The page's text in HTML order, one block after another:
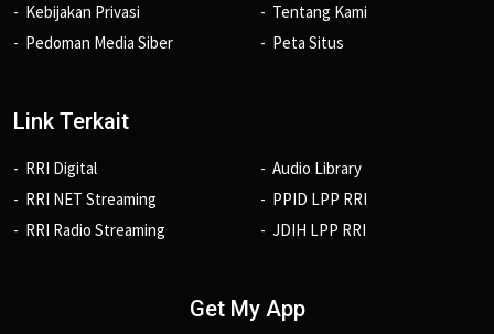
Kebijakan Privasi
Pedoman Media Siber
Tentang Kami
Peta Situs
Link Terkait
RRI Digital
RRI NET Streaming
RRI Radio Streaming
Audio Library
PPID LPP RRI
JDIH LPP RRI
Get My App